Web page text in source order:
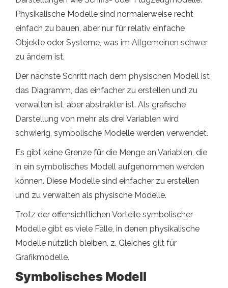
Physikalische Modelle sind normalerweise recht
einfach zu bauen, aber nur für relativ einfache
Objekte oder Systeme, was im Allgemeinen schwer
zu ändern ist.
Der nächste Schritt nach dem physischen Modell ist
das Diagramm, das einfacher zu erstellen und zu
verwalten ist, aber abstrakter ist. Als grafische
Darstellung von mehr als drei Variablen wird
schwierig, symbolische Modelle werden verwendet.
Es gibt keine Grenze für die Menge an Variablen, die
in ein symbolisches Modell aufgenommen werden
können. Diese Modelle sind einfacher zu erstellen
und zu verwalten als physische Modelle.
Trotz der offensichtlichen Vorteile symbolischer
Modelle gibt es viele Fälle, in denen physikalische
Modelle nützlich bleiben, z. Gleiches gilt für
Grafikmodelle.
Symbolisches Modell